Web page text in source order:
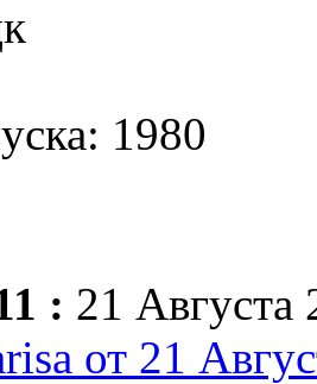
1980
: 21 Августа
от 21